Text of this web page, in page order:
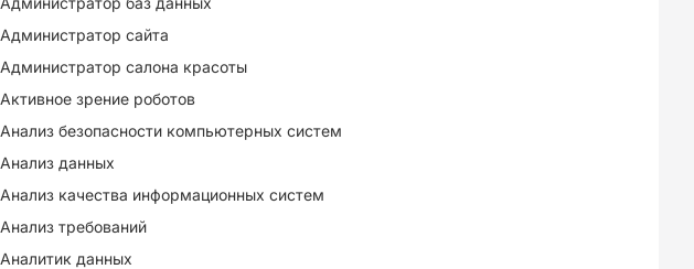
Администратор сайта
Администратор салона красоты
Активное зрение роботов
Анализ безопасности компьютерных систем
Анализ данных
Анализ качества информационных систем
Анализ требований
Аналитик данных